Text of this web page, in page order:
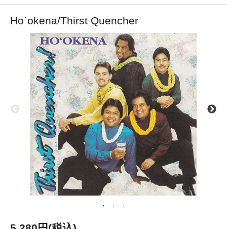
Ho`okena/Thirst Quencher